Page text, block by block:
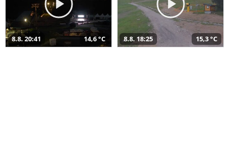
8.8. 20:41 14,6 °C 8.8. 18:25 15,3 °C